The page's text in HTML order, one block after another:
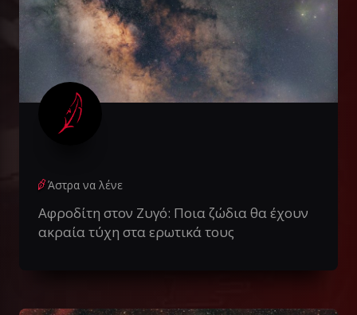
Άστρα να λένε
Αφροδίτη στον Ζυγό: Ποια ζώδια θα έχουν
ακραία τύχη στα ερωτικά τους